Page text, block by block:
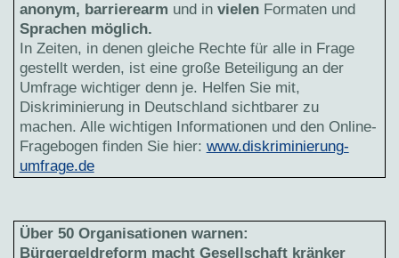
anonym, barrierearm und in vielenFormaten und
Sprachen möglich.
In Zeiten, in denen gleiche Rechte für alle in Frage
gestellt werden, ist eine große Beteiligung an der
Umfrage wichtiger denn je. Helfen Sie mit,
Diskriminierung in Deutschland sichtbarer zu
machen. Alle wichtigen Informationen und den Online-
Fragebogen finden Sie hier: www.diskriminierung-
umfrage.de
Über 50 Organisationen warnen:
Bürgergeldreform macht Gesellschaft kränker